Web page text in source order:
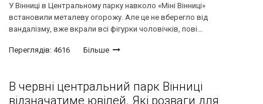
У Вінниці в Центральному парку навколо «Міні Вінниці»
встановили металеву огорожу. Але це не вберегло від
вандалізму, вже вкрали всі фігурки чоловічків, пові...
Переглядів: 4616 Більше
В червні центральний парк Вінниці
відзначатиме ювілей. Які розваги для